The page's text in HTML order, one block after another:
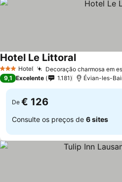
3 EstrelasHotel Decoração charmosa em
Hotel Le Littoral
9,1 Excelente 1.181 Évian-les-
De € 126
Consulte os preços de 6 sites